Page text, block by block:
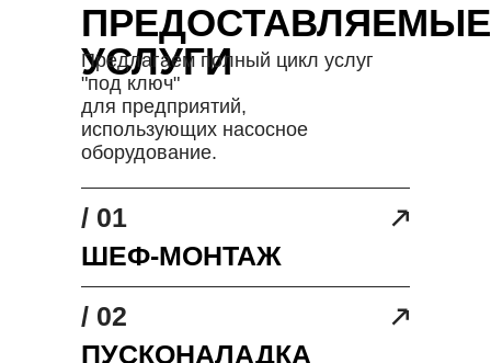
ПРЕДОСТАВЛЯЕМЫЕ
УСЛУГИ
Предлагаем полный цикл услуг
"под ключ"
для предприятий,
использующих насосное
оборудование.
ШЕФ-МОНТАЖ
/ 01
ПУСКОНАЛАДКА
/ 02